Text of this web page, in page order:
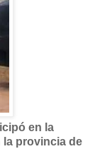
en la
la provincia de